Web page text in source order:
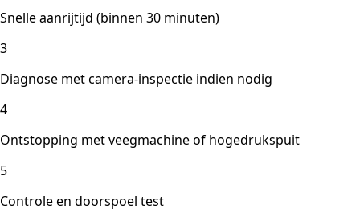
Snelle aanrijtijd (binnen 30 minuten)
3
Diagnose met camera-inspectie indien nodig
4
Ontstopping met veegmachine of hogedrukspuit
5
Controle en doorspoel test